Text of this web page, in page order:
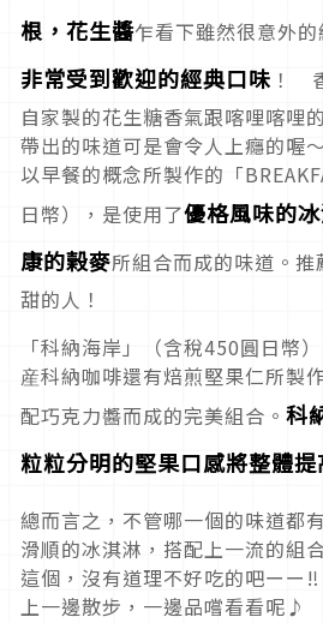
根，花生醬乍看下雖然很意外的
非常受到歡迎的經典口味 ！
自家製的花生糖香氣跟喀哩喀哩
帶出的味道可是會令人上癮的喔
以早餐的概念所製作的「
日幣），是使用了優格風味的
康的榖麥所組合而成的味道。
甜的人！
「科納海岸」（含稅450圓日幣
産科納咖啡還有焙煎堅果仁所製
配巧克力醬而成的完美組合。 科
粒粒分明的堅果口感將整體
總而言之，不管哪一個的味道都
滑順的冰淇淋，搭配上一流的
這個，沒有道理不好吃的吧ー
上一邊散步，一邊品嚐看看呢♪